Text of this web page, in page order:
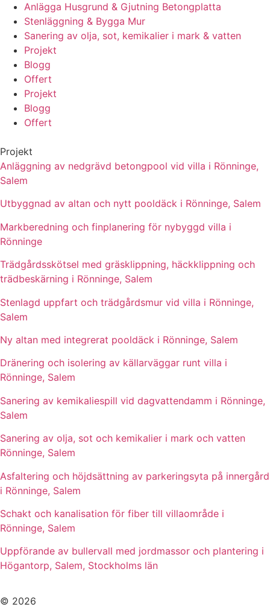
Anlägga Husgrund & Gjutning Betongplatta
Stenläggning & Bygga Mur
Sanering av olja, sot, kemikalier i mark & vatten
Projekt
Blogg
Offert
Projekt
Blogg
Offert
Projekt
Anläggning av nedgrävd betongpool vid villa i Rönninge,
Salem
Utbyggnad av altan och nytt pooldäck i Rönninge, Salem
Markberedning och finplanering för nybyggd villa i
Rönninge
Trädgårdsskötsel med gräsklippning, häckklippning och
trädbeskärning i Rönninge, Salem
Stenlagd uppfart och trädgårdsmur vid villa i Rönninge,
Salem
Ny altan med integrerat pooldäck i Rönninge, Salem
Dränering och isolering av källarväggar runt villa i
Rönninge, Salem
Sanering av kemikaliespill vid dagvattendamm i Rönninge,
Salem
Sanering av olja, sot och kemikalier i mark och vatten
Rönninge, Salem
Asfaltering och höjdsättning av parkeringsyta på innergård
i Rönninge, Salem
Schakt och kanalisation för fiber till villaområde i
Rönninge, Salem
Uppförande av bullervall med jordmassor och plantering i
Högantorp, Salem, Stockholms län
© 2026